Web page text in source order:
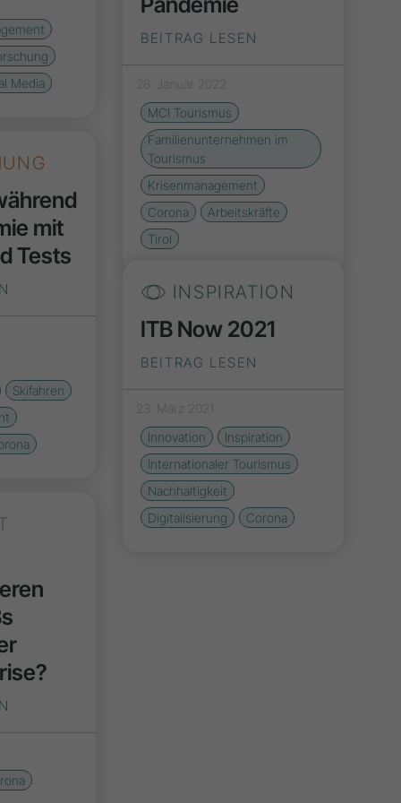
Media
BEITRAG LESEN
26. Januar 2022
MCI Tourismus
Familienunternehmen im
Tourismus
Krisenmanagement
Corona
Arbeitskräfte
Tirol
mit
Tests
Skifahren
INSPIRATION
ITB Now 2021
BEITRAG LESEN
23. März 2021
Innovation
Inspiration
Internationaler Tourismus
Nachhaltigkeit
Digitalisierung
Corona